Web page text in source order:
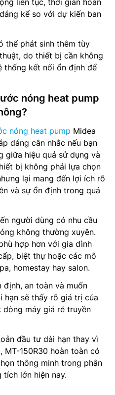
liên tục, thời gian hoàn
kể so với dự kiến ban
thể phát sinh thêm tùy
do thiết bị cần không
thống kết nối ổn định để
nóng heat pump
nóng heat pump Midea
đáng cân nhắc nếu bạn
giữa hiệu quả sử dụng và
bị không phải lựa chọn
lại mang đến lợi ích rõ
và sự ổn định trong quá
người dùng có nhu cầu
không thường xuyên.
hợp hơn với gia đình
biệt thự hoặc các mô
homestay hay salon.
an toàn và muốn
hạn sẽ thấy rõ giá trị của
máy giá rẻ truyền
đầu tư dài hạn thay vì
MT-150R30 hoàn toàn có
thông minh trong phân
tích lớn hiện nay.